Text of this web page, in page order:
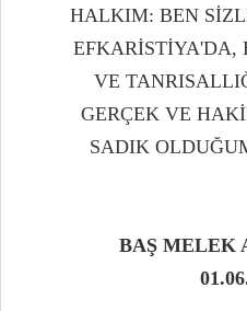
HALKIM: BEN
EFKARİSTİYA'DA,
VE
GERÇEK VE
SADIK
BAŞ